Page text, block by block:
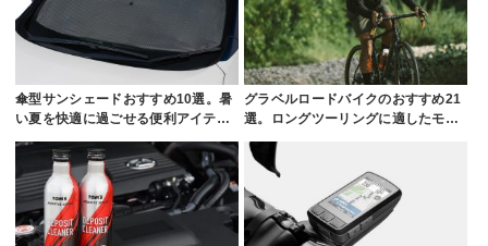
傘型サンシェードおすすめ10選。暑
い夏を快適に過ごせる便利アイテ…
グラベルロードバイクのおすすめ21
選。ロングツーリングに適したモ…